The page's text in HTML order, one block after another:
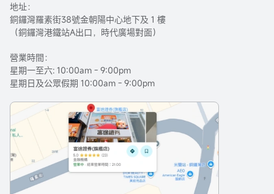
地址：
銅鑼灣羅素街38號金朝陽中心地下及 1 樓
（銅鑼灣港鐵站A出口，時代廣場對面）
營業時間：
星期一至六: 10:00am - 9:00pm
星期日及公眾假期 10:00am - 9:00pm